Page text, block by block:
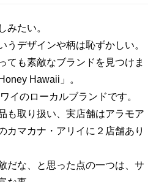
みたい。
うデザインや柄は恥ずかしい。
ても素敵なブランドを見つけま
Hawaii」。
イのローカルブランドです。
も取り扱い、実店舗はアラモア
カマカナ・アリイに２店舗あり
だな、と思った点の一つは、サ